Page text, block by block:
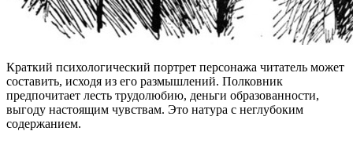
Краткий психологический портрет персонажа читатель может
составить, исходя из его размышлений. Полковник
предпочитает лесть трудолюбию, деньги образованности,
выгоду настоящим чувствам. Это натура с неглубоким
содержанием.